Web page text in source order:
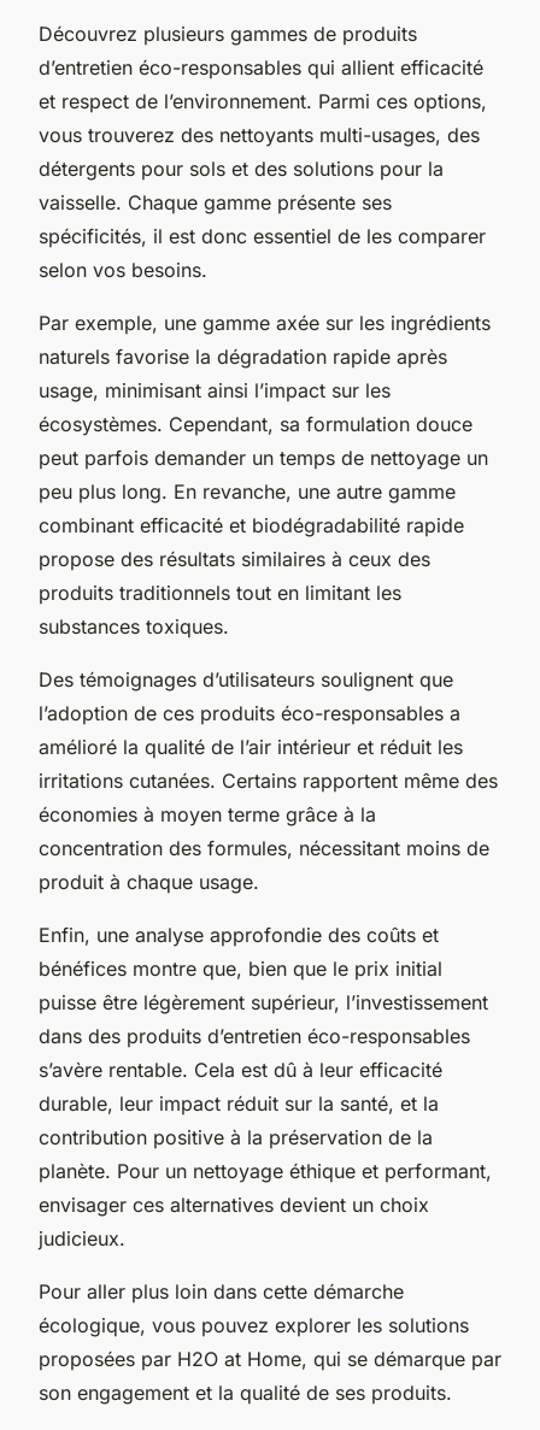
Découvrez plusieurs gammes de produits
d’entretien éco-responsables qui allient efficacité
et respect de l’environnement. Parmi ces options,
vous trouverez des nettoyants multi-usages, des
détergents pour sols et des solutions pour la
vaisselle. Chaque gamme présente ses
spécificités, il est donc essentiel de les comparer
selon vos besoins.
Par exemple, une gamme axée sur les ingrédients
naturels favorise la dégradation rapide après
usage, minimisant ainsi l’impact sur les
écosystèmes. Cependant, sa formulation douce
peut parfois demander un temps de nettoyage un
peu plus long. En revanche, une autre gamme
combinant efficacité et biodégradabilité rapide
propose des résultats similaires à ceux des
produits traditionnels tout en limitant les
substances toxiques.
Des témoignages d’utilisateurs soulignent que
l’adoption de ces produits éco-responsables a
amélioré la qualité de l’air intérieur et réduit les
irritations cutanées. Certains rapportent même des
économies à moyen terme grâce à la
concentration des formules, nécessitant moins de
produit à chaque usage.
Enfin, une analyse approfondie des coûts et
bénéfices montre que, bien que le prix initial
puisse être légèrement supérieur, l’investissement
dans des produits d’entretien éco-responsables
s’avère rentable. Cela est dû à leur efficacité
durable, leur impact réduit sur la santé, et la
contribution positive à la préservation de la
planète. Pour un nettoyage éthique et performant,
envisager ces alternatives devient un choix
judicieux.
Pour aller plus loin dans cette démarche
écologique, vous pouvez explorer les solutions
proposées par H2O at Home, qui se démarque par
son engagement et la qualité de ses produits.